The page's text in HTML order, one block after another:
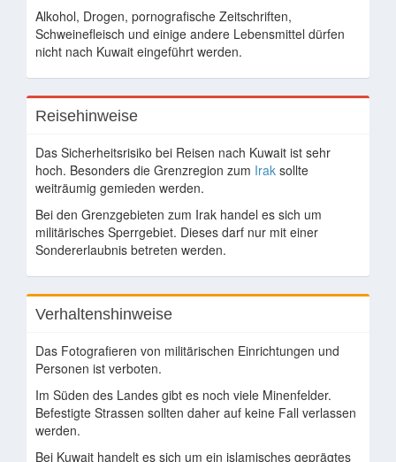
Alkohol, Drogen, pornografische Zeitschriften,
Schweinefleisch und einige andere Lebensmittel dürfen
nicht nach Kuwait eingeführt werden.
Reisehinweise
Das Sicherheitsrisiko bei Reisen nach Kuwait ist sehr
hoch. Besonders die Grenzregion zum Irak sollte
weiträumig gemieden werden.
Bei den Grenzgebieten zum Irak handel es sich um
militärisches Sperrgebiet. Dieses darf nur mit einer
Sondererlaubnis betreten werden.
Verhaltenshinweise
Das Fotografieren von militärischen Einrichtungen und
Personen ist verboten.
Im Süden des Landes gibt es noch viele Minenfelder.
Befestigte Strassen sollten daher auf keine Fall verlassen
werden.
Bei Kuwait handelt es sich um ein islamisches geprägtes